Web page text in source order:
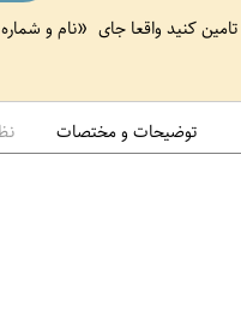
کنید واقعا جای
نام و
توضیحات و مختصات